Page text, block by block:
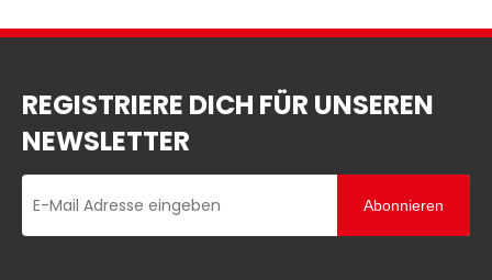
REGISTRIERE DICH FÜR UNSEREN
NEWSLETTER
Abonnieren